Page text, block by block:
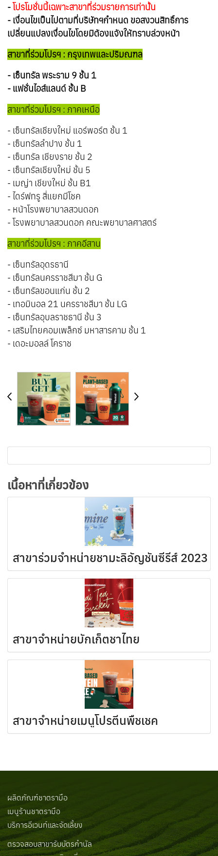
-โปรโมชั่นนี้เฉพาะสาขาที่ร่วมรายการเท่านั้น
- เงื่อนไขเป็นไปตามที่บริษัทฯกำหนด ขอสงวนสิทธิ์การ
เปลี่ยนแปลงเงื่อนไขโดยมิต้องแจ้งให้ทราบล่วงหน้า
สาขาที่ร่วมโปรฯ : กรุงเทพและปริมณฑล
- เซ็นทรัล พระราม 9 ชั้น 1
- แฟชั่นไอส์แลนด์ ชั้น B
สาขาที่ร่วมโปรฯ : ภาคเหนือ
- เซ็นทรัลเชียงใหม่ แอร์พอร์ต ชั้น 1
- เซ็นทรัลลำปาง ชั้น 1
- เซ็นทรัล เชียงราย ชั้น 2
- เซ็นทรัลเชียงใหม่ ชั้น 5
- เมญ่า เชียงใหม่ ชั้น B1
- ไดร์ฟทรู สี่แยกมีโชค
- หน้าโรงพยาบาลสวนดอก
- โรงพยาบาลสวนดอก คณะพยาบาลศาสตร์
สาขาที่ร่วมโปรฯ : ภาคอีสาน
- เซ็นทรัลอุดรธานี
- เซ็นทรัลนครราชสีมา ชั้น G
- เซ็นทรัลขอนแก่น ชั้น 2
- เทอมินอล 21 นครราชสีมา ชั้น LG
- เซ็นทรัลอุบลราชธานี ชั้น 3
- เสริมไทยคอมเพล็กซ์ มหาสารคาม ชั้น 1
- เดอะมอลล์ โคราช
เนื้อหาที่เกี่ยวข้อง
สาขาร่วมจำหน่ายชามะลิอัญชันซีรีส์ 2023
สาขาจำหน่ายบักเก็ตชาไทย
สาขาจำหน่ายเมนูโปรตีนพืชเชค
ผลิตภัณฑ์ชาตรามือ
เมนูร้านชาตรามือ
บริการอีเวนท์และจัดเลี้ยง
ตรวจสอบสาขารับบัตรกำนัล